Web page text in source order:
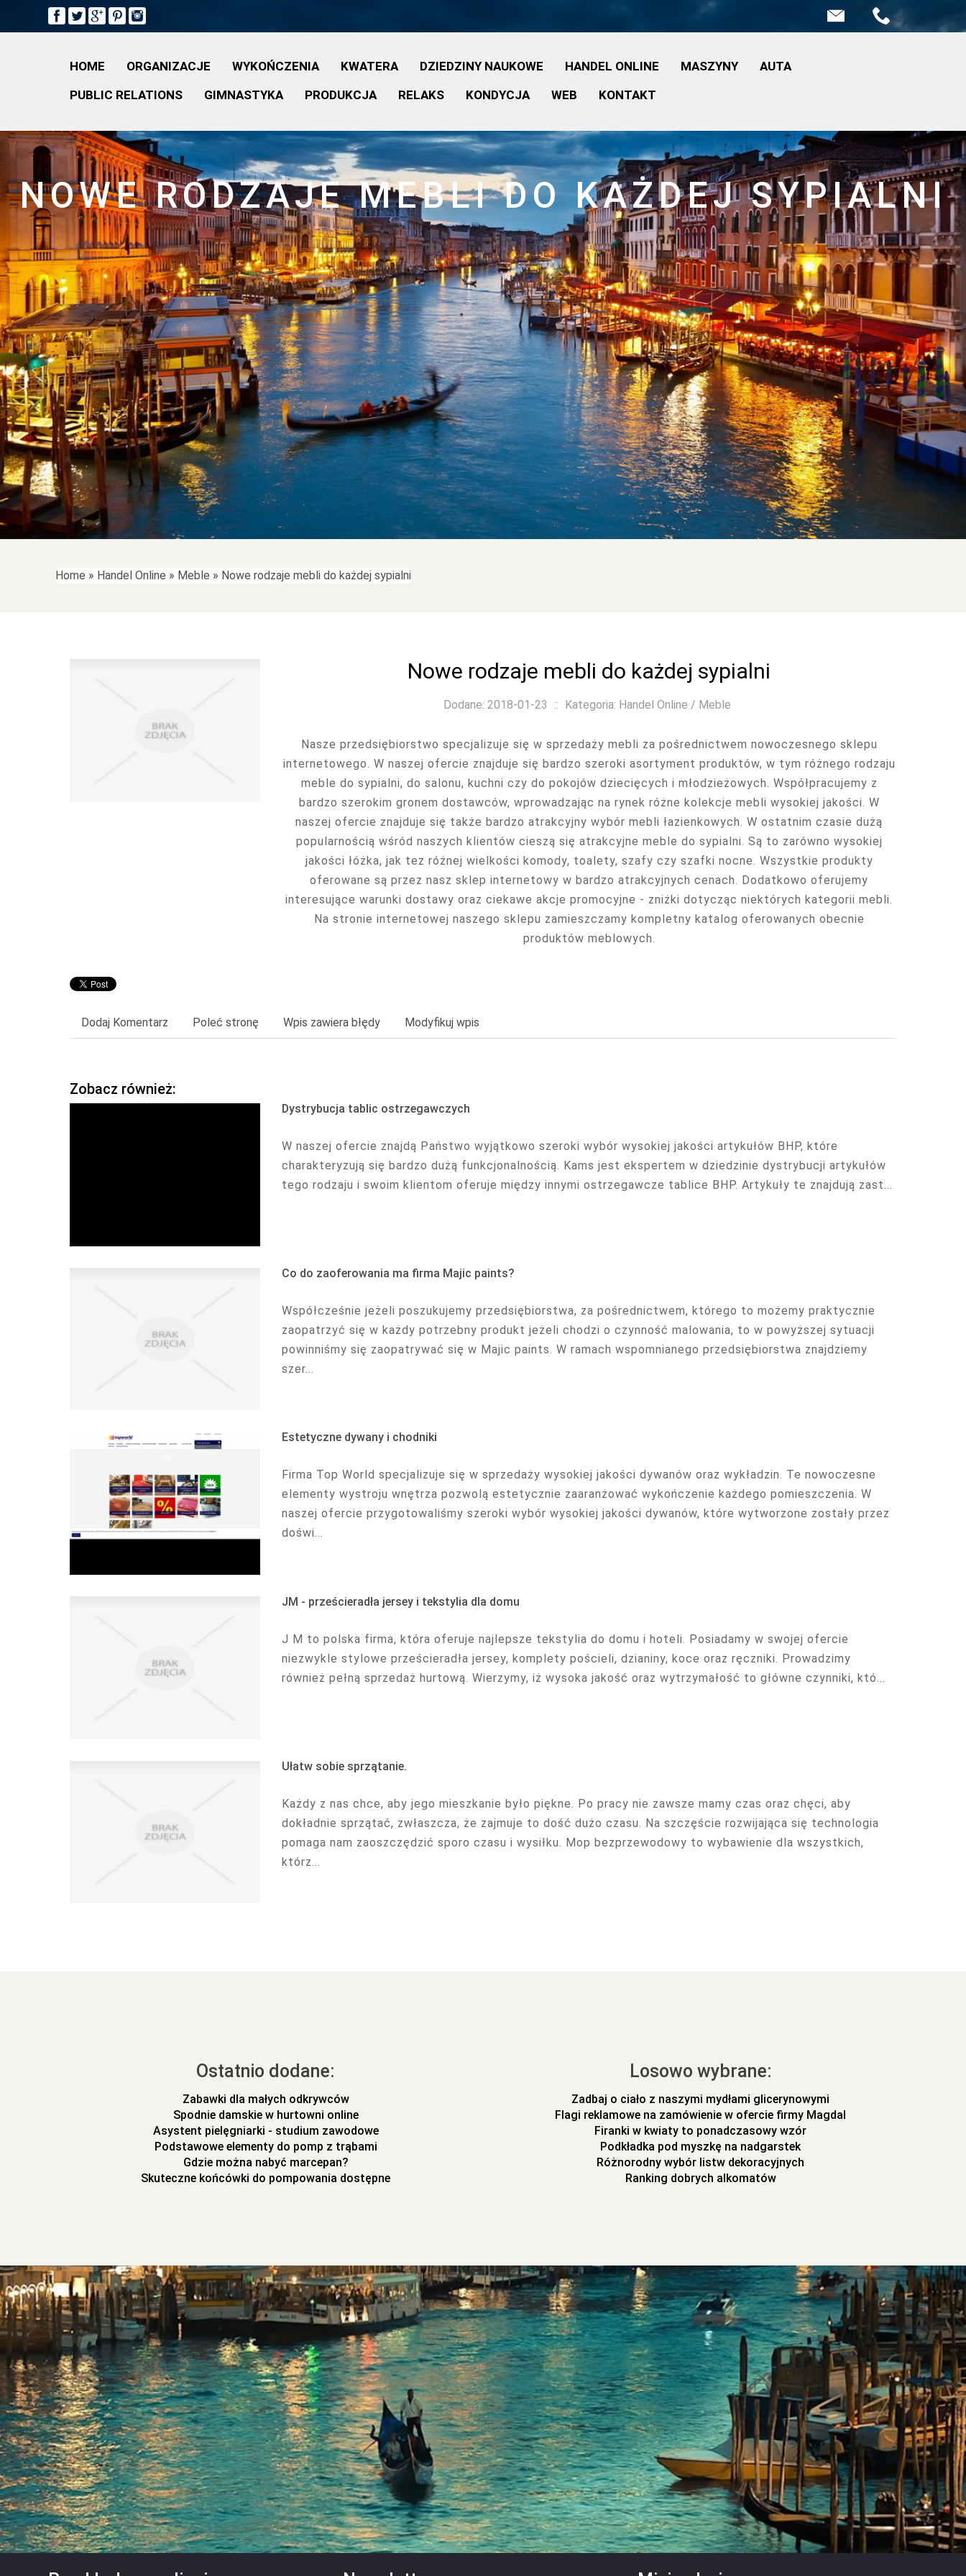
HOME ORGANIZACJE WYKOŃCZENIA KWATERA DZIEDZINY NAUKOWE HANDEL ONLINE MASZYNY
AUTA
PUBLIC RELATIONS
GIMNASTYKA PRODUKCJA RELAKS KONDYCJA WEB KONTAKT
NOWE RODZAJE MEBLI DO KAŻDEJ SYPIALNI
Home » Handel Online » Meble » Nowe rodzaje mebli do każdej sypialni
Nowe rodzaje mebli do każdej sypialni
Dodane: 2018-01-23 :: Kategoria: Handel Online / Meble
Nasze przedsiębiorstwo specjalizuje się w sprzedaży mebli za pośrednictwem nowoczesnego sklepu
internetowego. W naszej ofercie znajduje się bardzo szeroki asortyment produktów, w tym różnego rodzaju
meble do sypialni, do salonu, kuchni czy do pokojów dziecięcych i młodzieżowych. Współpracujemy z
bardzo szerokim gronem dostawców, wprowadzając na rynek różne kolekcje mebli wysokiej jakości. W
naszej ofercie znajduje się także bardzo atrakcyjny wybór mebli łazienkowych. W ostatnim czasie dużą
popularnością wśród naszych klientów cieszą się atrakcyjne meble do sypialni. Są to zarówno wysokiej
jakości łóżka, jak tez różnej wielkości komody, toalety, szafy czy szafki nocne. Wszystkie produkty
oferowane są przez nasz sklep internetowy w bardzo atrakcyjnych cenach. Dodatkowo oferujemy
interesujące warunki dostawy oraz ciekawe akcje promocyjne - zniżki dotycząc niektórych kategorii mebli.
Na stronie internetowej naszego sklepu zamieszczamy kompletny katalog oferowanych obecnie
produktów meblowych.
Dodaj Komentarz Poleć stronę Wpis zawiera błędy Modyfikuj wpis
Zobacz również:
Dystrybucja tablic ostrzegawczych
W naszej ofercie znajdą Państwo wyjątkowo szeroki wybór wysokiej jakości artykułów BHP, które
charakteryzują się bardzo dużą funkcjonalnością. Kams jest ekspertem w dziedzinie dystrybucji artykułów
tego rodzaju i swoim klientom oferuje między innymi ostrzegawcze tablice BHP. Artykuły te znajdują zast...
Co do zaoferowania ma firma Majic paints?
Współcześnie jeżeli poszukujemy przedsiębiorstwa, za pośrednictwem, którego to możemy praktycznie
zaopatrzyć się w każdy potrzebny produkt jeżeli chodzi o czynność malowania, to w powyższej sytuacji
powinniśmy się zaopatrywać się w Majic paints. W ramach wspomnianego przedsiębiorstwa znajdziemy
szer...
Estetyczne dywany i chodniki
Firma Top World specjalizuje się w sprzedaży wysokiej jakości dywanów oraz wykładzin. Te nowoczesne
elementy wystroju wnętrza pozwolą estetycznie zaaranżować wykończenie każdego pomieszczenia. W
naszej ofercie przygotowaliśmy szeroki wybór wysokiej jakości dywanów, które wytworzone zostały przez
doświ...
JM - prześcieradła jersey i tekstylia dla domu
J M to polska firma, która oferuje najlepsze tekstylia do domu i hoteli. Posiadamy w swojej ofercie
niezwykle stylowe prześcieradła jersey, komplety pościeli, dzianiny, koce oraz ręczniki. Prowadzimy
również pełną sprzedaż hurtową. Wierzymy, iż wysoka jakość oraz wytrzymałość to główne czynniki, któ...
Ułatw sobie sprzątanie.
Każdy z nas chce, aby jego mieszkanie było piękne. Po pracy nie zawsze mamy czas oraz chęci, aby
dokładnie sprzątać, zwłaszcza, że zajmuje to dość dużo czasu. Na szczęście rozwijająca się technologia
pomaga nam zaoszczędzić sporo czasu i wysiłku. Mop bezprzewodowy to wybawienie dla wszystkich,
którz...
Ostatnio dodane:
Zabawki dla małych odkrywców
Spodnie damskie w hurtowni online
Asystent pielęgniarki - studium zawodowe
Podstawowe elementy do pomp z trąbami
Gdzie można nabyć marcepan?
Skuteczne końcówki do pompowania dostępne
Losowo wybrane:
Zadbaj o ciało z naszymi mydłami glicerynowymi
Flagi reklamowe na zamówienie w ofercie firmy Magdal
Firanki w kwiaty to ponadczasowy wzór
Podkładka pod myszkę na nadgarstek
Różnorodny wybór listw dekoracyjnych
Ranking dobrych alkomatów